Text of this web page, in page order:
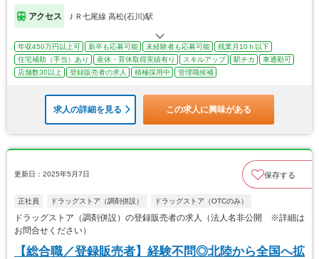
アクセス ＪＲ七尾線 高松(石川)駅
年収450万円以上可 新卒も応募可能 未経験者も応募可能
残業月10ｈ以下
住宅補助（手当）あり
産休・育休取得実績有り スキルアップ 駅チカ
車通勤可
店舗数30以上
登録販売者の求人 積極採用中 管理職候補
求人の詳細を見る この求人に興味がある
更新日：2025年5月7日 保存する
正社員 ドラッグストア（調剤併設） ドラッグストア（OTCのみ）
ドラッグストア（調剤併設）の登録販売者の求人（法人名非公開 ※詳細は
お問合せください）
【総合職／登録販売者】経験不問◎北陸から全国へ拡